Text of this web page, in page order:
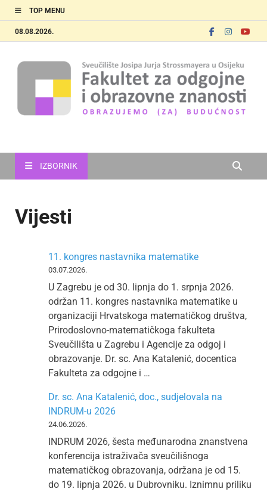
TOP MENU
08.08.2026.
IZBORNIK
Vijesti
11. kongres nastavnika matematike
03.07.2026.
U Zagrebu je od 30. lipnja do 1. srpnja 2026.
održan 11. kongres nastavnika matematike u
organizaciji Hrvatskoga matematičkog društva,
Prirodoslovno-matematičkoga fakulteta
Sveučilišta u Zagrebu i Agencije za odgoj i
obrazovanje. Dr. sc. Ana Katalenić, docentica
Fakulteta za odgojne i …
Dr. sc. Ana Katalenić, doc., sudjelovala na
INDRUM-u 2026
24.06.2026.
INDRUM 2026, šesta međunarodna znanstvena
konferencija istraživača sveučilišnoga
matematičkog obrazovanja, održana je od 15.
do 19. lipnja 2026. u Dubrovniku. Iznimnu priliku